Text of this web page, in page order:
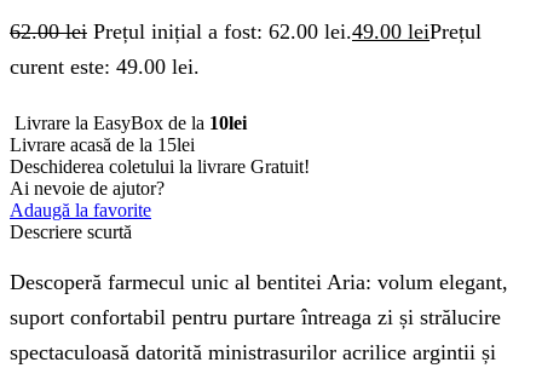
62.00lei Prețul inițial a fost: 62.00 lei.49.00 leiPrețul
curent este: 49.00 lei.
Livrare la EasyBox de la 10lei
Livrare acasă de la 15lei
Deschiderea coletului la livrare Gratuit!
Ai nevoie de ajutor?
Adaugă la favorite
Descriere scurtă
Descoperă farmecul unic al bentitei Aria: volum elegant,
suport confortabil pentru purtare întreaga zi și strălucire
spectaculoasă datorită ministrasurilor acrilice argintii și